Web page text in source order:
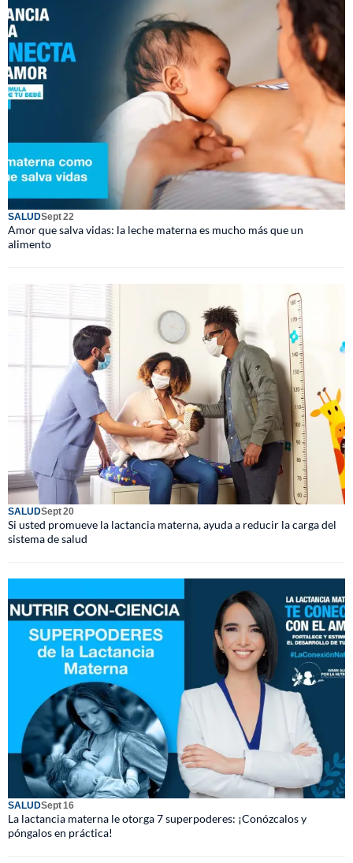
SALUDSept 22
Amor que salva vidas: la leche materna es mucho más que un
alimento
SALUDSept 20
Si usted promueve la lactancia materna, ayuda a reducir la carga del
sistema de salud
SALUDSept 16
La lactancia materna le otorga 7 superpoderes: ¡Conózcalos y
póngalos en práctica!